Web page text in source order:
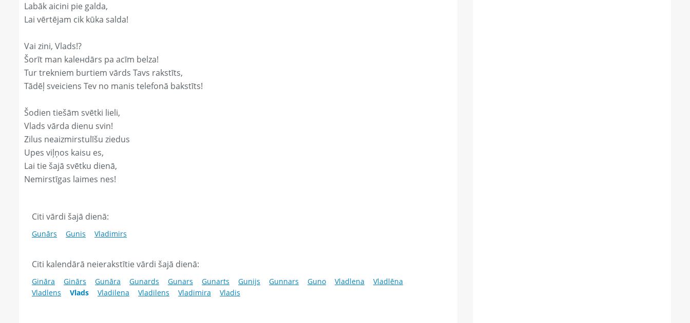
Labāk aicini pie galda,
Lai vērtējam cik kūka salda!
Vai zini, Vlads!?
Šorīt man kaleнdārs pa acīm belza!
Tur trekniem burtiem vārds Tavs rakstīts,
Tādēļ sveiciens Tev no manis telefonā bakstīts!
Šodien tiešām svētki lieli,
Vlads vārda dienu svin!
Zilus neaizmirstulīšu ziedus
Upes viļņos kaisu es,
Lai tie šajā svētku dienā,
Nemirstīgas laimes nes!
Citi vārdi šajā dienā:
Gunārs Gunis Vladimirs
Citi kalendārā neierakstītie vārdi šajā dienā:
Gināra Ginārs Gunāra Gunards Gunars Gunarts Gunijs Gunnars Guno Vladlena
Vladlēna
Vladlens
Vlads Vladilena Vladilens Vladimira Vladis